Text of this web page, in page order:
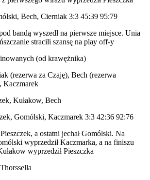
Bech, Cierniak 3:3 45:39 95:79
bandą wyszedł na pierwsze miejsce. Unia
stracili szansę na play off-y
(od krawężnika)
(rezerwa za Czaję), Bech (rezerwa
Kaczmarek
Kułakow, Bech
Gomólski, Kaczmarek 3:3 42:36 92:76
a ostatni jechał Gomólski. Na
wyprzedził Kaczmarka, a na finiszu
wyprzedził Pieszczka